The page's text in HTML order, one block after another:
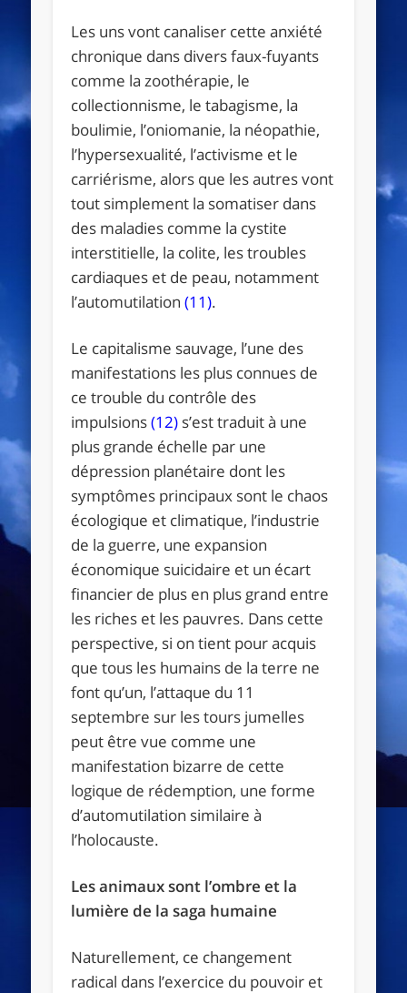
Les uns vont canaliser cette anxiété
chronique dans divers faux-fuyants
comme la zoothérapie, le
collectionnisme, le tabagisme, la
boulimie, l’oniomanie, la néopathie,
l’hypersexualité, l’activisme et le
carriérisme, alors que les autres vont
tout simplement la somatiser dans
des maladies comme la cystite
interstitielle, la colite, les troubles
cardiaques et de peau, notamment
l’automutilation(11).
Le capitalisme sauvage, l’une des
manifestations les plus connues de
ce trouble du contrôle des
impulsions(12) s’est traduit à une
plus grande échelle par une
dépression planétaire dont les
symptômes principaux sont le chaos
écologique et climatique, l’industrie
de la guerre, une expansion
économique suicidaire et un écart
financier de plus en plus grand entre
les riches et les pauvres. Dans cette
perspective, si on tient pour acquis
que tous les humains de la terre ne
font qu’un, l’attaque du 11
septembre sur les tours jumelles
peut être vue comme une
manifestation bizarre de cette
logique de rédemption, une forme
d’automutilation similaire à
l’holocauste.
Les animaux sont l’ombre et la
lumière de la saga humaine
Naturellement, ce changement
radical dans l’exercice du pouvoir et